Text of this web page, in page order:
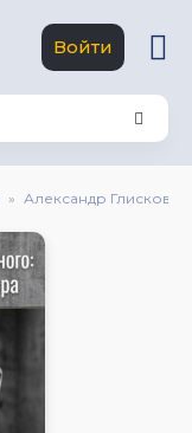
Войти
Александр Глисков